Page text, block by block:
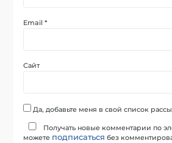
Email*
Сайт
Да, добавьте меня в свой список
Получать новые комментарии по
можете подписаться без